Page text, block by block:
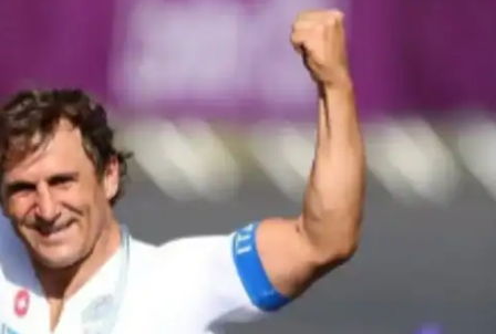
sobre
M5PORTS
Sobre Nós
Anuncie
Contato